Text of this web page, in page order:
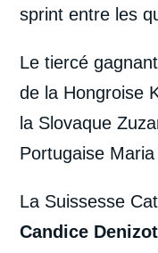
sprint entre les
Le tiercé
de la Hongroise
la Slovaque
Portugaise Maria
La Suissesse
Candice Denizot